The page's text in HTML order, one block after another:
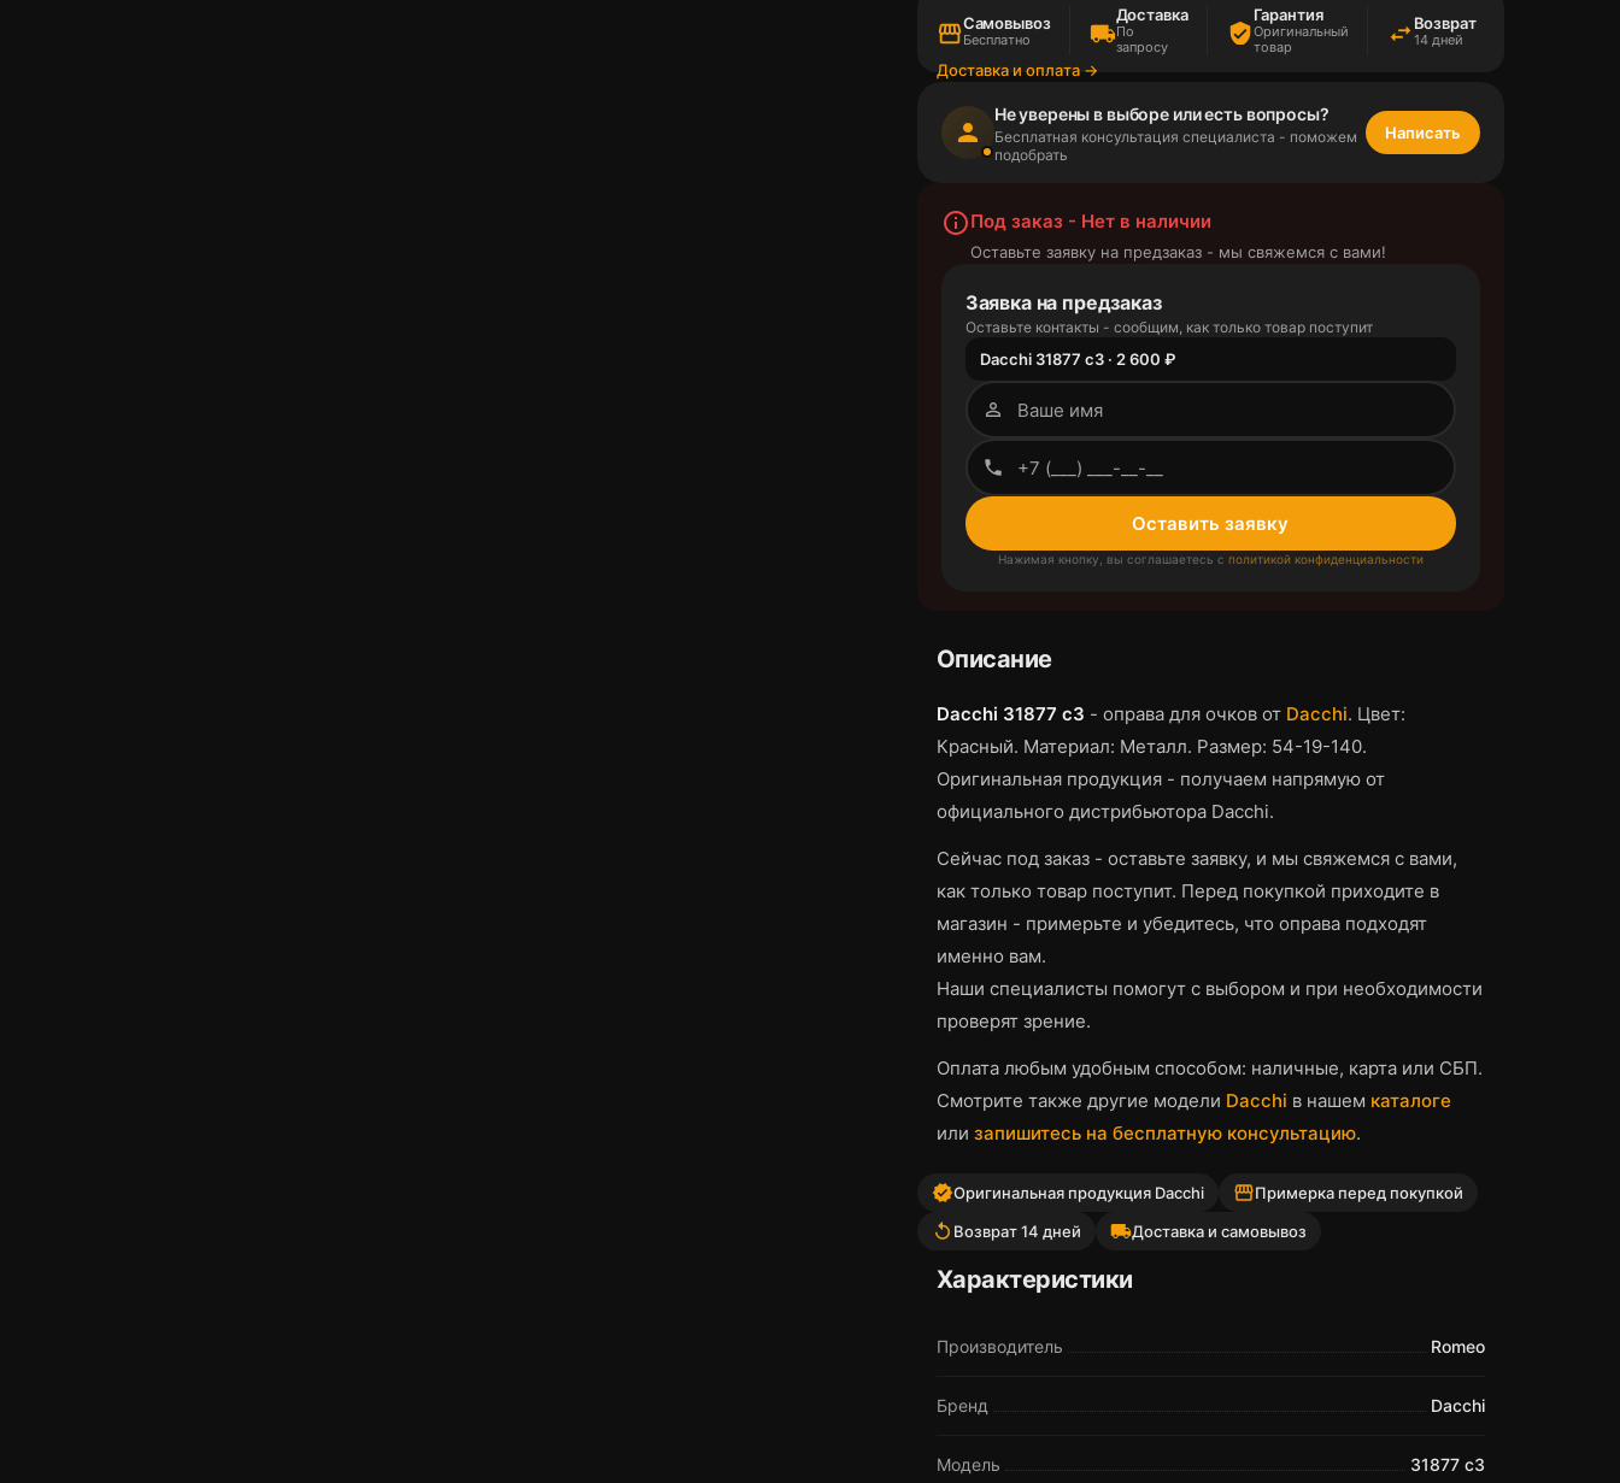
storefrontСамовывоз
Бесплатно local_shipping
Доставка
По
запросу
verified_user
Гарантия
Оригинальный
товар
swap_horiz Возврат
14 дней
Доставка и оплата →
person
Не уверены в выборе или есть вопросы?
Бесплатная консультация специалиста - поможем
подобрать
Написать
info_outlineПод заказ - Нет в наличии
Оставьте заявку на предзаказ - мы свяжемся с вами!
Заявка на предзаказ
Оставьте контакты - сообщим, как только товар поступит
Dacchi 31877 c3 · 2 600 ₽
person_outline
phone_outlined
Оставить заявку
Нажимая кнопку, вы соглашаетесь с политикой конфиденциальности
Описание
Dacchi 31877 c3 - оправа для очковот Dacchi. Цвет:
Красный. Материал: Металл. Размер: 54-19-140.
Оригинальная продукция - получаем напрямую от
официального дистрибьютора Dacchi.
Сейчас под заказ - оставьте заявку, и мы свяжемся с вами,
как только товар поступит. Перед покупкой приходите в
магазин - примерьте и убедитесь, что оправаподходят
именно вам.
Наши специалисты помогут с выбором и при необходимости
проверят зрение.
Оплата любым удобным способом: наличные, карта или СБП.
Смотрите также другие модели Dacchi в нашем каталоге
или запишитесь на бесплатную консультацию.
verifiedОригинальная продукция Dacchi storefrontПримерка перед покупкой
replay Возврат 14 дней local_shippingДоставка и самовывоз
Характеристики
Производитель Romeo
Бренд Dacchi
Модель 31877 c3